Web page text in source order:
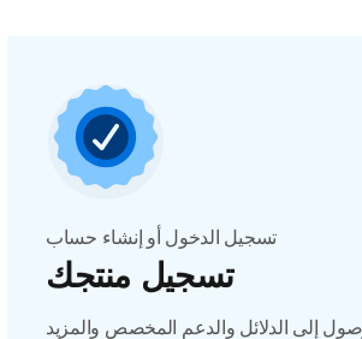
تسجيل الدخول أو إنشاء حساب
تسجيل منتجك
إلى الدلائل والدعم المخصص والمزيد